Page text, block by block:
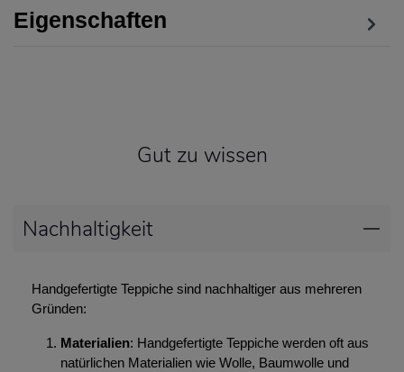
Eigenschaften
Gut zu wissen
Nachhaltigkeit
Handgefertigte Teppiche sind nachhaltiger aus mehreren
Gründen:
Materialien: Handgefertigte Teppiche werden oft aus
natürlichen Materialien wie Wolle, Baumwolle und